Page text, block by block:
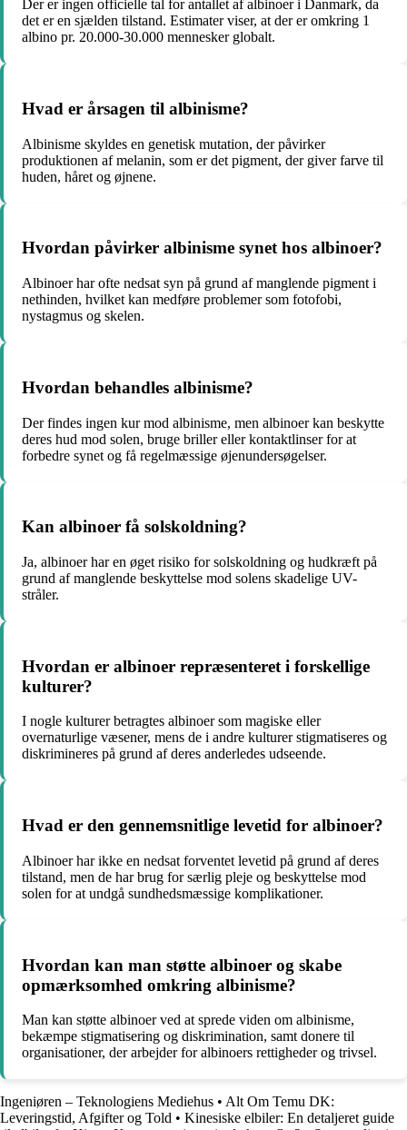
Der er ingen officielle tal for antallet af albinoer i Danmark, da
det er en sjælden tilstand. Estimater viser, at der er omkring 1
albino pr. 20.000-30.000 mennesker globalt.
Hvad er årsagen til albinisme?
Albinisme skyldes en genetisk mutation, der påvirker
produktionen af melanin, som er det pigment, der giver farve til
huden, håret og øjnene.
Hvordan påvirker albinisme synet hos albinoer?
Albinoer har ofte nedsat syn på grund af manglende pigment i
nethinden, hvilket kan medføre problemer som fotofobi,
nystagmus og skelen.
Hvordan behandles albinisme?
Der findes ingen kur mod albinisme, men albinoer kan beskytte
deres hud mod solen, bruge briller eller kontaktlinser for at
forbedre synet og få regelmæssige øjenundersøgelser.
Kan albinoer få solskoldning?
Ja, albinoer har en øget risiko for solskoldning og hudkræft på
grund af manglende beskyttelse mod solens skadelige UV-
stråler.
Hvordan er albinoer repræsenteret i forskellige
kulturer?
I nogle kulturer betragtes albinoer som magiske eller
overnaturlige væsener, mens de i andre kulturer stigmatiseres og
diskrimineres på grund af deres anderledes udseende.
Hvad er den gennemsnitlige levetid for albinoer?
Albinoer har ikke en nedsat forventet levetid på grund af deres
tilstand, men de har brug for særlig pleje og beskyttelse mod
solen for at undgå sundhedsmæssige komplikationer.
Hvordan kan man støtte albinoer og skabe
opmærksomhed omkring albinisme?
Man kan støtte albinoer ved at sprede viden om albinisme,
bekæmpe stigmatisering og diskrimination, samt donere til
organisationer, der arbejder for albinoers rettigheder og trivsel.
Ingeniøren – Teknologiens Mediehus • Alt Om Temu DK:
Leveringstid, Afgifter og Told • Kinesiske elbiler: En detaljeret guide